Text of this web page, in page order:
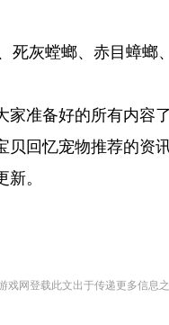
死灰螳螂、赤目蟑螂
家准备好的所有内容
贝回忆宠物推荐的资
。
游戏网登载此文出于传递更多信息